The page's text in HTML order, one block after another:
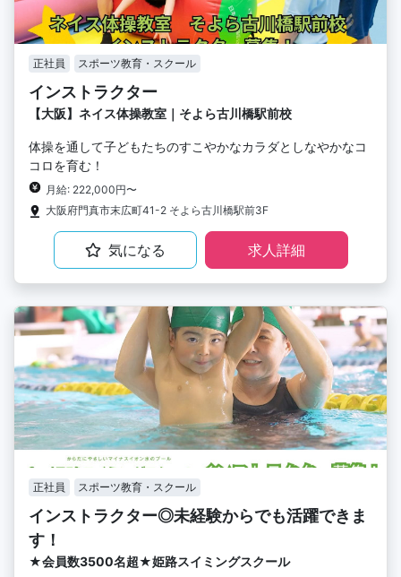
正社員 スポーツ教育・スクール
インストラクター
【大阪】ネイス体操教室｜そよら古川橋駅前校
体操を通して子どもたちのすこやかなカラダとしなやかなコ
コロを育む！
月給: 222,000円〜
大阪府門真市末広町41-2 そよら古川橋駅前3F
気になる 求人詳細
正社員 スポーツ教育・スクール
インストラクター◎未経験からでも活躍できま
す！
★会員数3500名超★姫路スイミングスクール